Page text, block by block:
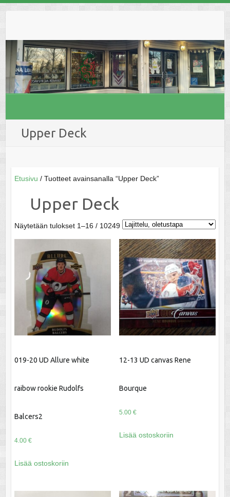
Upper Deck
Etusivu / Tuotteet avainsanalla “Upper Deck”
Upper Deck
Näytetään tulokset 1–16 / 10249
019-20 UD Allure white
raibow rookie Rudolfs
Balcers2
4.00 €
Lisää ostoskoriin
12-13 UD canvas Rene
Bourque
5.00 €
Lisää ostoskoriin